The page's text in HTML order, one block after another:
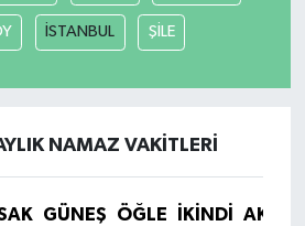
İSTANBUL ŞİLE
NAMAZ VAKITLERI
GÜNEŞ ÖĞLE İKINDI